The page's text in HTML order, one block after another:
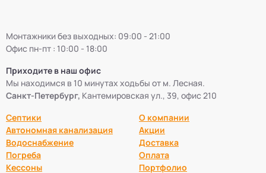
Монтажники без выходных: 09:00 - 21:00
Офис пн-пт : 10:00 - 18:00
Приходите в наш офис
Мы находимся в 10 минутах ходьбы от м. Лесная.
Санкт-Петербург, Кантемировская ул., 39, офис 210
Септики
Автономная канализация
Водоснабжение
Погреба
Кессоны
О компании
Акции
Доставка
Оплата
Портфолио